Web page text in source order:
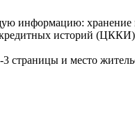
хранение
кредитных историй
страницы и место